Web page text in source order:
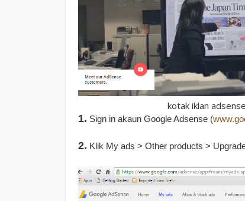
kotak iklan
1. Sign in akaun Google Adsense (
2. Klik My ads > Other products >